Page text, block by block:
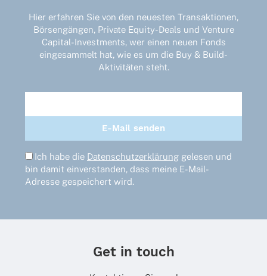
Hier erfahren Sie von den neuesten Transaktionen,
Börsengängen, Private Equity-Deals und Venture
Capital-Investments, wer einen neuen Fonds
eingesammelt hat, wie es um die Buy & Build-
Aktivitäten steht.
Ich habe die Datenschutzerklärung gelesen und
bin damit einverstanden, dass meine E-Mail-
Adresse gespeichert wird.
Get in touch